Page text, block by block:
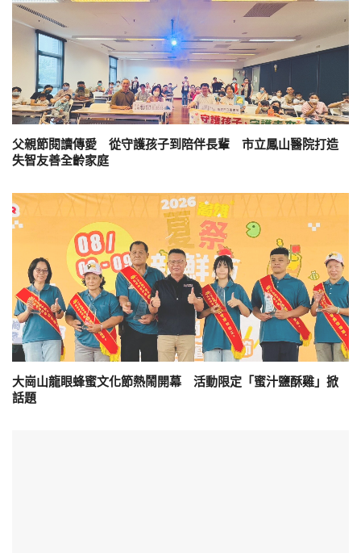
父親節閱讀傳愛 從守護孩子到陪伴長輩 市立鳳山醫院打造
失智友善全齡家庭
大崗山龍眼蜂蜜文化節熱鬧開幕 活動限定「蜜汁鹽酥雞」掀
話題